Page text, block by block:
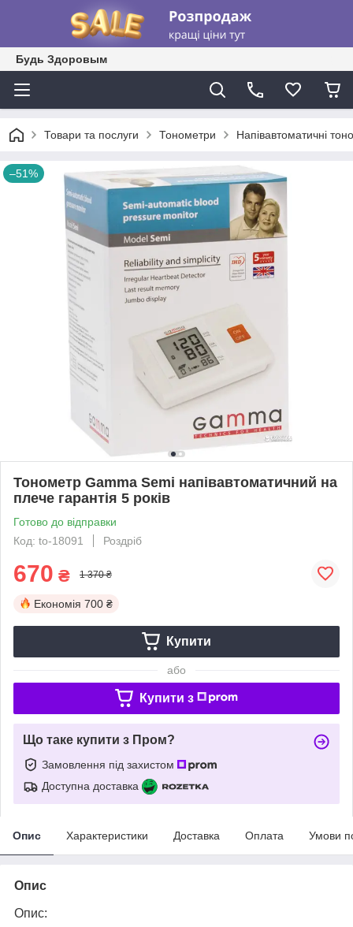
Будь Здоровым
Товари та послуги Тонометри Напівавтоматичні
–51%
Тонометр Gamma Semi напівавтоматичний на
плече гарантія 5 років
Готово до відправки
Код: to-18091
Роздріб
670 ₴ 1 370 ₴
Економія 700 ₴
Купити
або
Купити з
Що таке купити з Пром?
Замовлення під захистом
Доступна доставка
Опис Характеристики Доставка Оплата Умови
Опис
Опис: